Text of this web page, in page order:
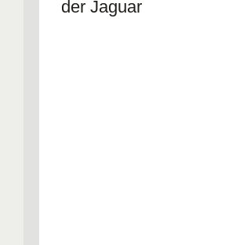
der Jaguar